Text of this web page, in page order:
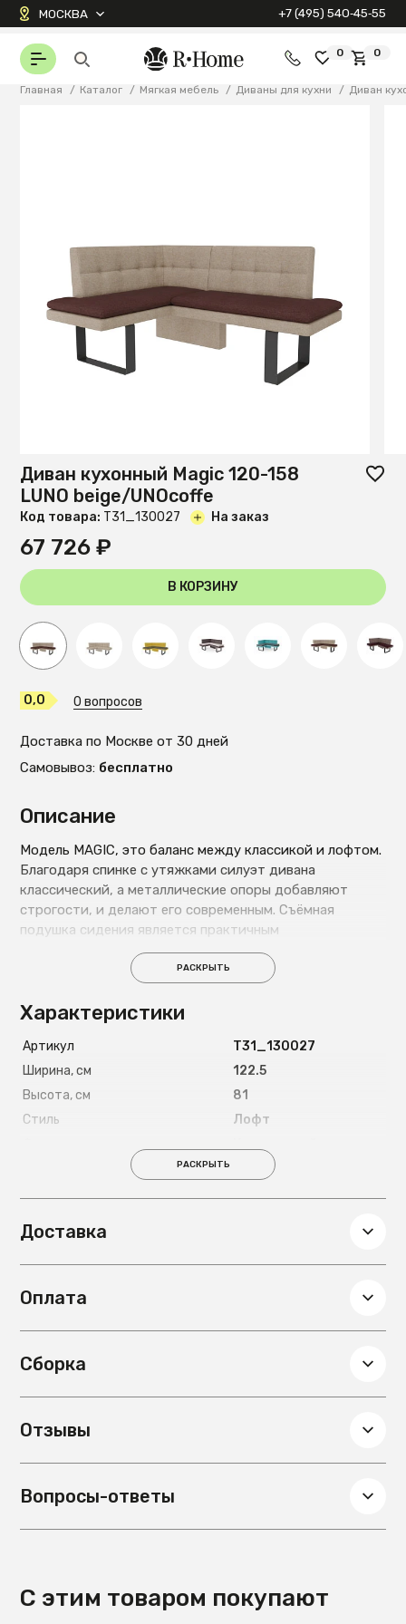
МОСКВА +7 (495) 540‑45‑55
0 0
Главная / Каталог / Мягкая мебель / Диваны для кухни / Диван
Описание
Модель MAGIC, это баланс между классикой и лофтом.
Благодаря спинке с утяжками силуэт дивана
классический, а металлические опоры добавляют
строгости, и делают его современным. Съёмная
подушка сидения является практичным
преимуществом MAGIC. Подушка при необходимости
легко снимается, чистится, и так же легко
добавляют лёгкость и элегантность.
РАСКРЫТЬ
Характеристики
Артикул
T31_130027
Ширина, см
122.5
Высота, см
81
Стиль
Лофт
Россия
Сборка
Механизм раскладывания
Нераскладной
Подлокотники
РАСКРЫТЬ
Доставка
Оплата
Сборка
Отзывы
Вопросы-ответы
Диван кухонный Magiс 120-158
LUNO beige/UNOcoffe
Код товара: T31_130027 На заказ
67 726 ₽
В КОРЗИНУ
0,0 0 вопросов
Доставка по Москве от 30 дней
Самовывоз: бесплатно
С этим товаром покупают